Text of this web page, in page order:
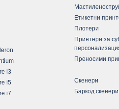
i3
i5
i7
Етикетни
Плотери
Принтери за
Преносими
Скенери
Баркод скенери